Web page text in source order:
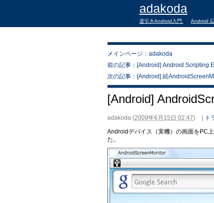
adakoda
逆引きAndroid入門 Android
メインページ：adakoda
前の記事：[Android] Android Scripting
次の記事：[Android] 続
[Android]
adakoda (2009年6月15日 02:47) ト
Androidデバイス（実機）の画面をPC
た。